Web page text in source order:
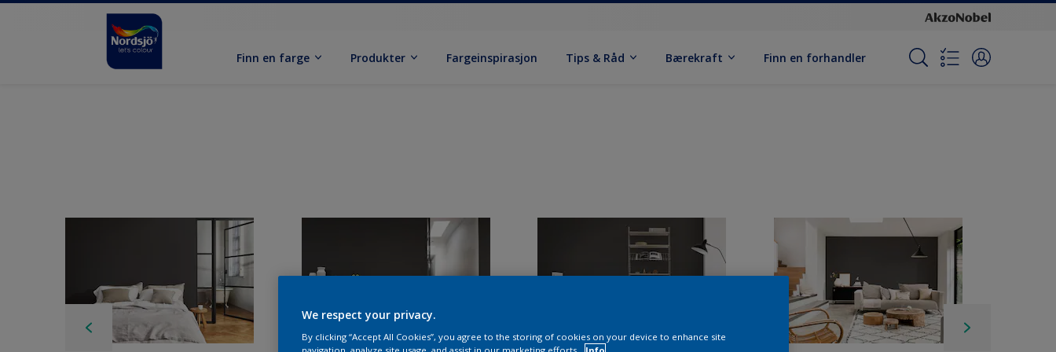
Finn en farge Produkter Fargeinspirasjon Tips & Råd Bærekraft Finn en forhandler
We respect your privacy.
By clicking “Accept All Cookies”, you agree to the storing of cookies on your device to enhance site